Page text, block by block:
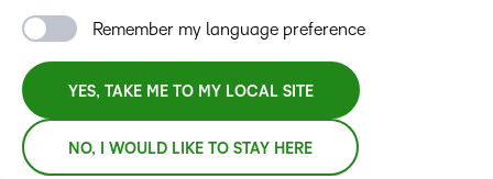
Remember my language preference
YES, TAKE ME TO MY LOCAL SITE
NO, I WOULD LIKE TO STAY HERE